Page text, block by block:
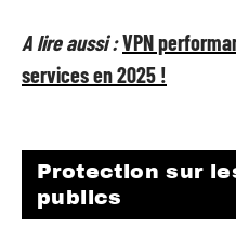
A lire aussi :VPN
services en 2025 !
Protection sur
publics